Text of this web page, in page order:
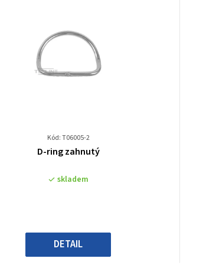
Kód: T06005-2
Průměrné
produktu
5
hvězdiček.
D-ring zahnutý
skladem
DETAIL